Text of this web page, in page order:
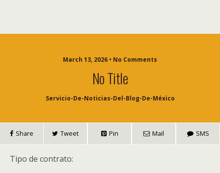
March 13, 2026 • No Comments
No Title
Servicio-De-Noticias-Del-Blog-De-México
Share Tweet Pin Mail SMS
Tipo de contrato: